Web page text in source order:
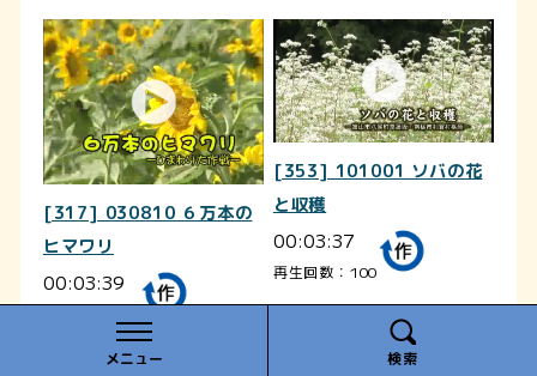
メニュー 検索
[317] 030810 ６万本の
ヒマワリ
00:03:39
[353] 101001 ソバの花
と収穫
00:03:37
再生回数：100